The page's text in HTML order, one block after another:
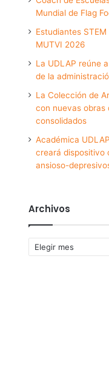
Mundial de Flag
Estudiantes
MUTVI 2026
La UDLAP reúne
de la
La Colección de
con nuevas obras
consolidados
Académica
creará dispositivo
ansioso-
Archivos
Archivos